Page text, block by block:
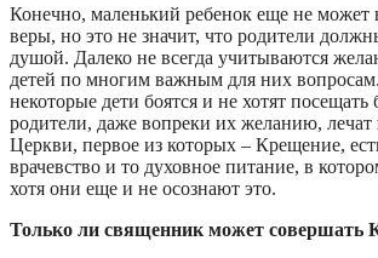
Конечно, маленький ребенок еще не может
веры, но это не значит, что родители
душой. Далеко не всегда учитываются
детей по многим важным для них
некоторые дети боятся и не хотят посещать
родители, даже вопреки их желанию, лечат
Церкви, первое из которых – Крещение,
врачевство и то духовное питание, в
хотя они еще и не осознают это.
Только ли священник может совершать